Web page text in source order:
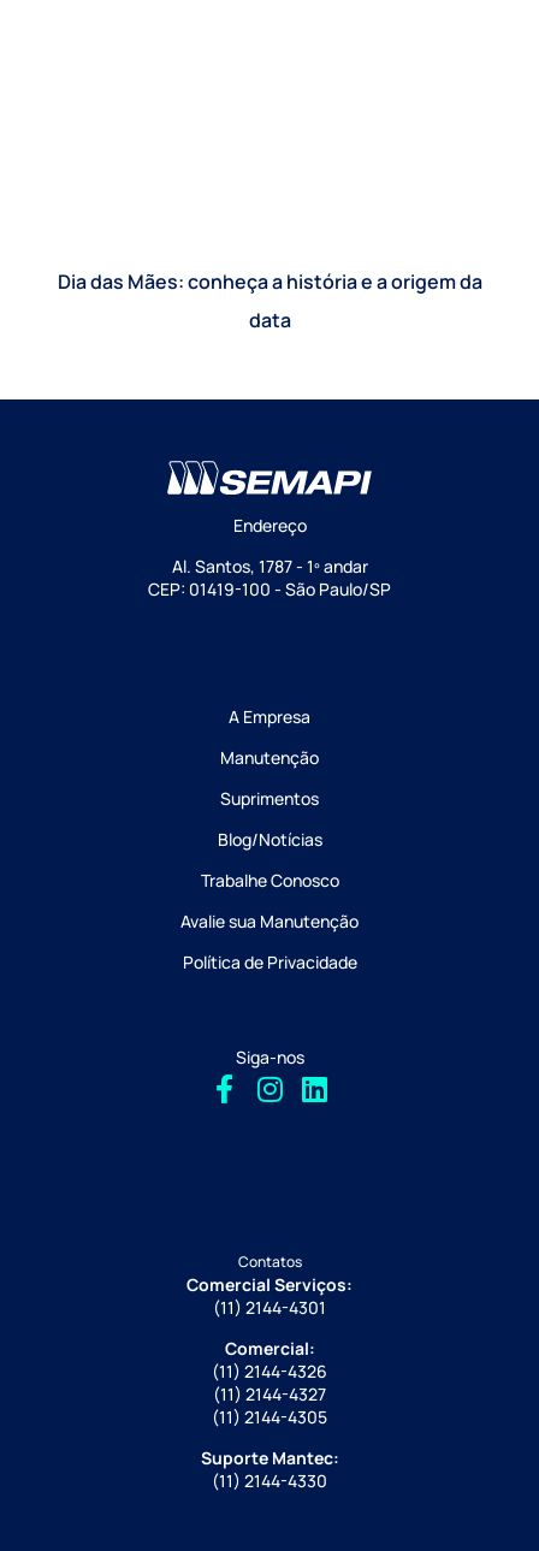
Dia das Mães: conheça a história e a origem da
data
Endereço
Al. Santos, 1787 - 1º andar
CEP: 01419-100 - São Paulo/SP
A Empresa
Manutenção
Suprimentos
Blog/Notícias
Trabalhe Conosco
Avalie sua Manutenção
Política de Privacidade
Siga-nos
Contatos
Comercial Serviços:
(11) 2144-4301
Comercial:
(11) 2144-4326
(11) 2144-4327
(11) 2144-4305
Suporte Mantec:
(11) 2144-4330